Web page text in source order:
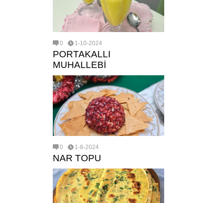
0 1-10-2024
PORTAKALLI
MUHALLEBİ
0 1-8-2024
NAR TOPU